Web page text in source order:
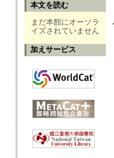
本文を読む
まだ本館にオーソラ
イズされていません
加えサービス